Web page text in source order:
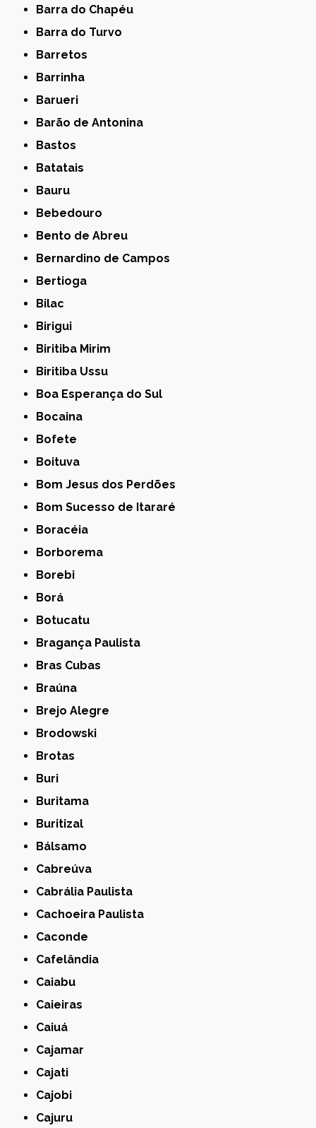
Barra do Chapéu
Barra do Turvo
Barretos
Barrinha
Barueri
Barão de Antonina
Bastos
Batatais
Bauru
Bebedouro
Bento de Abreu
Bernardino de Campos
Bertioga
Bilac
Birigui
Biritiba Mirim
Biritiba Ussu
Boa Esperança do Sul
Bocaina
Bofete
Boituva
Bom Jesus dos Perdões
Bom Sucesso de Itararé
Boracéia
Borborema
Borebi
Borá
Botucatu
Bragança Paulista
Bras Cubas
Braúna
Brejo Alegre
Brodowski
Brotas
Buri
Buritama
Buritizal
Bálsamo
Cabreúva
Cabrália Paulista
Cachoeira Paulista
Caconde
Cafelândia
Caiabu
Caieiras
Caiuá
Cajamar
Cajati
Cajobi
Cajuru